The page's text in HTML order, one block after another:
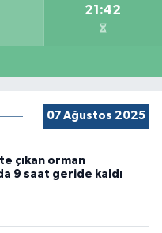
21:42
07 Ağustos 2025
çıkan orman
9 saat geride kaldı